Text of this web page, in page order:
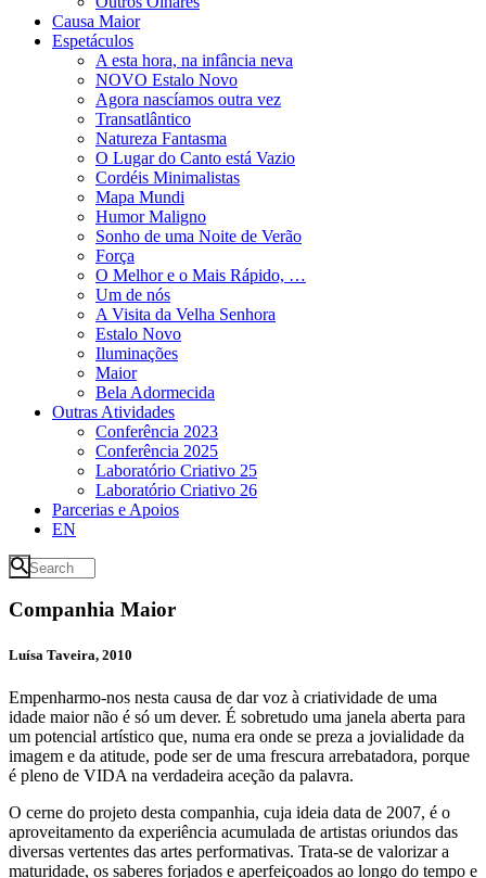
Causa Maior
Espetáculos
A esta hora, na infância neva
NOVO Estalo Novo
Agora nascíamos outra vez
Transatlântico
Natureza Fantasma
O Lugar do Canto está Vazio
Cordéis Minimalistas
Mapa Mundi
Humor Maligno
Sonho de uma Noite de Verão
Força
O Melhor e o Mais Rápido, …
Um de nós
A Visita da Velha Senhora
Estalo Novo
Iluminações
Maior
Bela Adormecida
Outras Atividades
Conferência 2023
Conferência 2025
Laboratório Criativo 25
Laboratório Criativo 26
Parcerias e Apoios
EN
Companhia Maior
Luísa Taveira, 2010
Empenharmo-nos nesta causa de dar voz à criatividade de uma
idade maior não é só um dever. É sobretudo uma janela aberta para
um potencial artístico que, numa era onde se preza a jovialidade da
imagem e da atitude, pode ser de uma frescura arrebatadora, porque
é pleno de VIDA na verdadeira aceção da palavra.
O cerne do projeto desta companhia, cuja ideia data de 2007, é o
aproveitamento da experiência acumulada de artistas oriundos das
diversas vertentes das artes performativas. Trata-se de valorizar a
maturidade, os saberes forjados e aperfeiçoados ao longo do tempo e